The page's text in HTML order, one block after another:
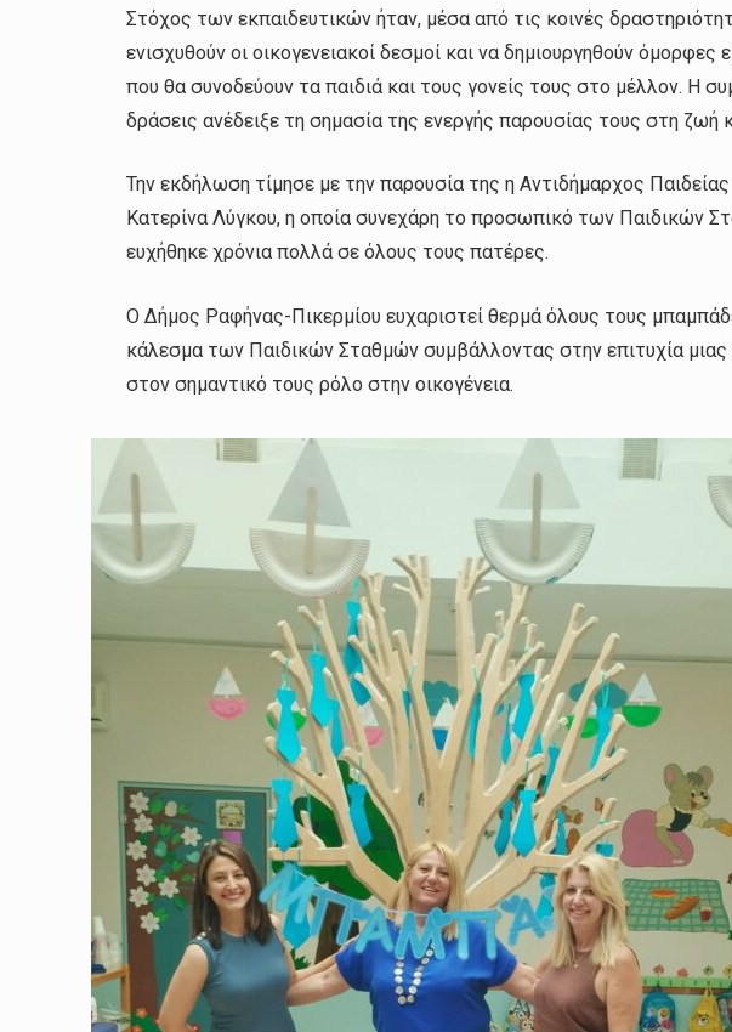
Στόχος των εκπαιδευτικών ήταν, μέσα από τις κοινές
ενισχυθούν οι οικογενειακοί δεσμοί και να δημιουργηθούν όμορφες
που θα συνοδεύουν τα παιδιά και τους γονείς τους στο μέλλον. Η
δράσεις ανέδειξε τη σημασία της ενεργής παρουσίας τους στη ζωή
Την εκδήλωση τίμησε με την παρουσία της η Αντιδήμαρχος
Κατερίνα Λύγκου, η οποία συνεχάρη το προσωπικό των Παιδικών
ευχήθηκε χρόνια πολλά σε όλους τους πατέρες.
Ο Δήμος Ραφήνας-Πικερμίου ευχαριστεί θερμά όλους τους
κάλεσμα των Παιδικών Σταθμών συμβάλλοντας στην επιτυχία
στον σημαντικό τους ρόλο στην οικογένεια.